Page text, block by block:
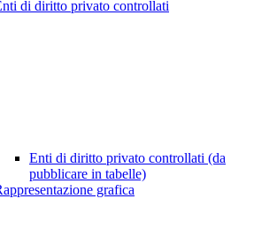
di diritto privato controllati
Enti di diritto privato controllati (da
pubblicare in tabelle)
grafica